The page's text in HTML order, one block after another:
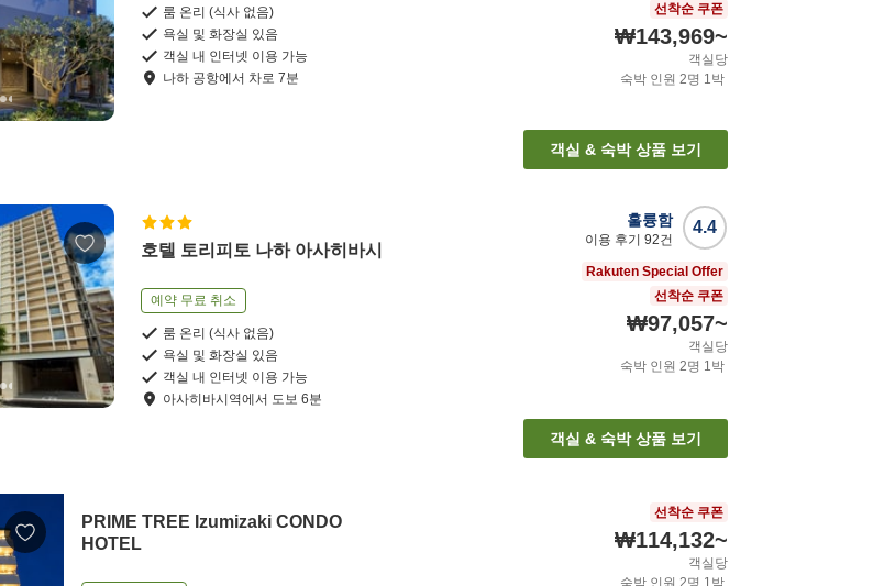
룸 온리 (식사 없음)
욕실 및 화장실 있음
객실 내 인터넷 이용 가능
나하 공항에서 차로 7분
선착순 쿠폰
₩143,969~
객실당
숙박 인원 2명 1박
객실 & 숙박 상품 보기
호텔 토리피토 나하 아사히바시
예약 무료 취소
룸 온리 (식사 없음)
욕실 및 화장실 있음
객실 내 인터넷 이용 가능
아사히바시역에서 도보 6분
4.4
훌륭함
이용 후기 92건
Rakuten Special Offer
선착순 쿠폰
₩97,057~
객실당
숙박 인원 2명 1박
객실 & 숙박 상품 보기
PRIME TREE Izumizaki CONDO
HOTEL
선착순 쿠폰
₩114,132~
객실당
숙박 인원 2명 1 박